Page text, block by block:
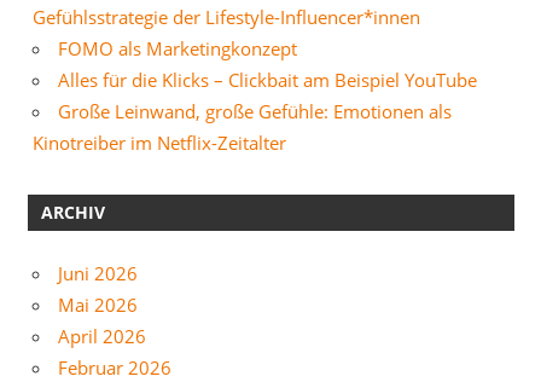
Gefühlsstrategie der Lifestyle-Influencer*innen
FOMO als Marketingkonzept
Alles für die Klicks – Clickbait am Beispiel YouTube
Große Leinwand, große Gefühle: Emotionen als
Kinotreiber im Netflix-Zeitalter
ARCHIV
Juni 2026
Mai 2026
April 2026
Februar 2026